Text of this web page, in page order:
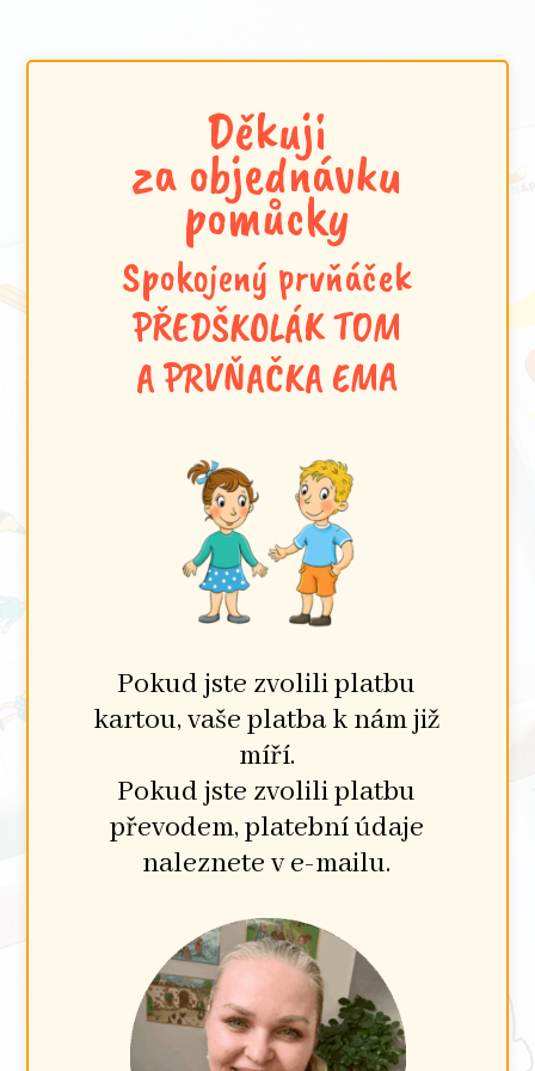
Děkuji
za objednávku
pomůcky
Spokojený prvňáček
PŘEDŠKOLÁK TOM
A PRVŇAČKA EMA
Pokud jste zvolili platbu
kartou, vaše platba k nám již
míří.
Pokud jste zvolili platbu
převodem, platební údaje
naleznete v e-mailu.